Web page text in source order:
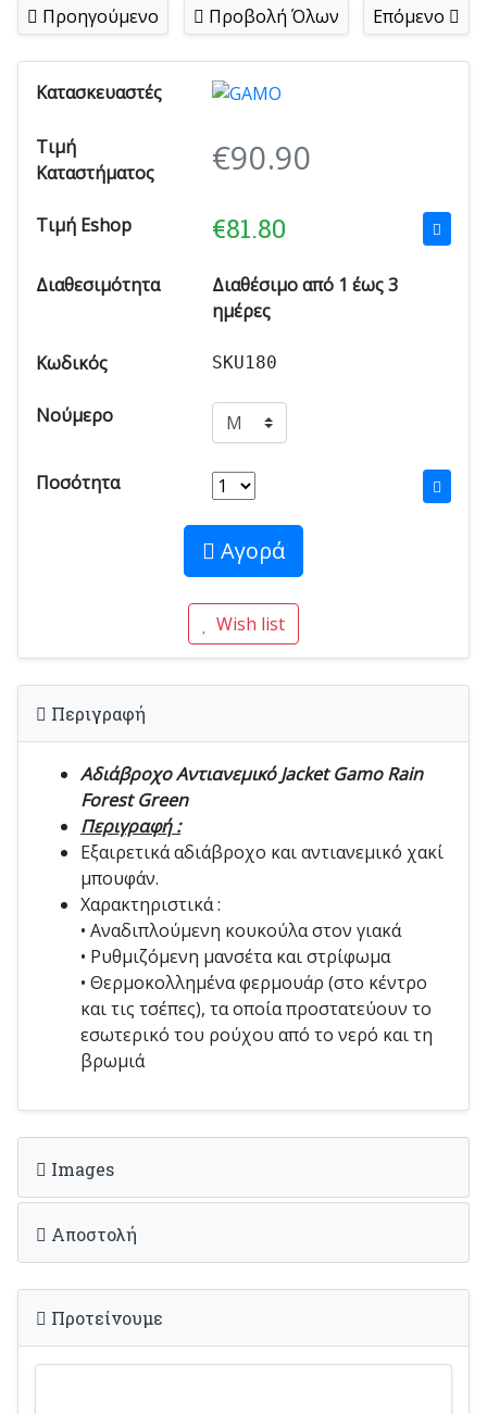
Προηγούμενο Προβολή Όλων Επόμενο
Κατασκευαστές
Τιμή
Καταστήματος
€90.90
Τιμή Eshop €81.80
Διαθεσιμότητα
Διαθέσιμο από 1 έως 3
ημέρες
Κωδικός SKU180
Νούμερο
Ποσότητα
Αγορά
Wish list
Περιγραφή
Αδιάβροχο Αντιανεμικό Jacket Gamo Rain
Forest Green
Περιγραφή :
Εξαιρετικά αδιάβροχο και αντιανεμικό χακί
μπουφάν.
Χαρακτηριστικά :
• Αναδιπλούμενη κουκούλα στον γιακά
• Ρυθμιζόμενη μανσέτα και στρίφωμα
• Θερμοκολλημένα φερμουάρ (στο κέντρο
και τις τσέπες), τα οποία προστατεύουν το
εσωτερικό του ρούχου από το νερό και τη
βρωμιά
Images
Αποστολή
Προτείνουμε